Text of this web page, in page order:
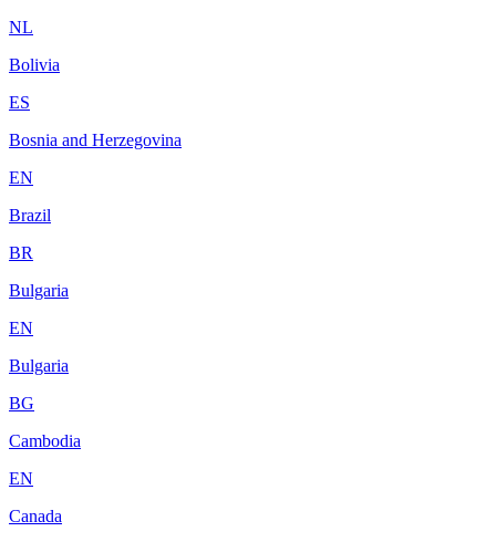
NL
Bolivia
ES
Bosnia and Herzegovina
EN
Brazil
BR
Bulgaria
EN
Bulgaria
BG
Cambodia
EN
Canada